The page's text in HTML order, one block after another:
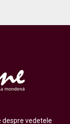
despre vedetele